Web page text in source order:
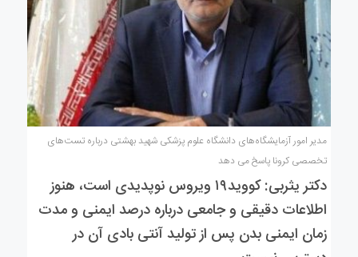
مدیر امور آزمایشگاه‌های دانشگاه علوم پزشکی شهید بهشتی درباره تست‌های
تخصصی کرونا پاسخ می دهد
دکتر یثربی: کووید۱۹ ویروس نوپدیدی است،‌ هنوز
اطلاعات دقیقی و جامعی درباره درصد ایمنی و مدت
زمان ایمنی بدن پس از تولید آنتی بادی آن در